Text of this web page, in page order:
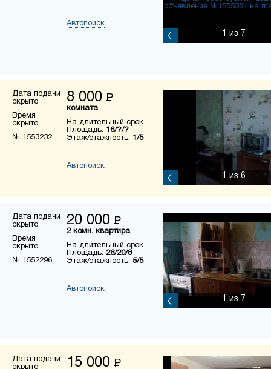
Автопоиск
1 из 7
Дата подачи
скрыто
Время
скрыто
№ 1553232
8 000 Р
комната
На длительный срок
Площадь: 16/?/?
Этаж/этажность: 1/5
Автопоиск
1 из 6
Дата подачи
скрыто
Время
скрыто
№ 1552296
20 000 Р
2 комн. квартира
На длительный срок
Площадь: 28/20/8
Этаж/этажность: 5/5
Автопоиск
1 из 7
Дата подачи
скрыто
15 000 Р